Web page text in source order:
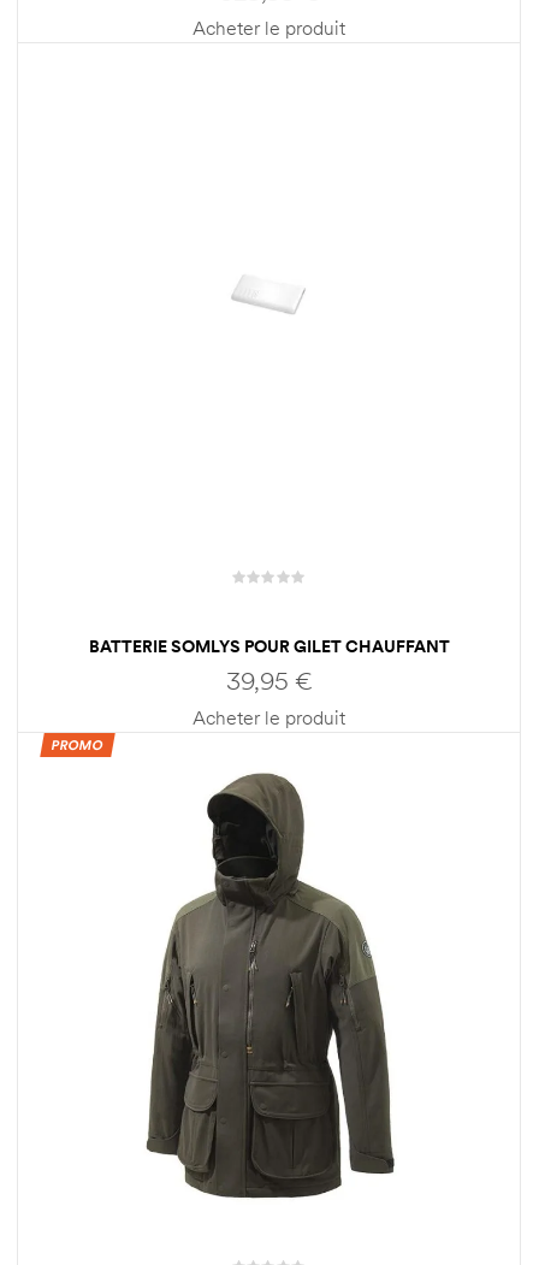
Acheter le produit
BATTERIE SOMLYS POUR GILET CHAUFFANT
39,95 €
Acheter le produit
PROMO